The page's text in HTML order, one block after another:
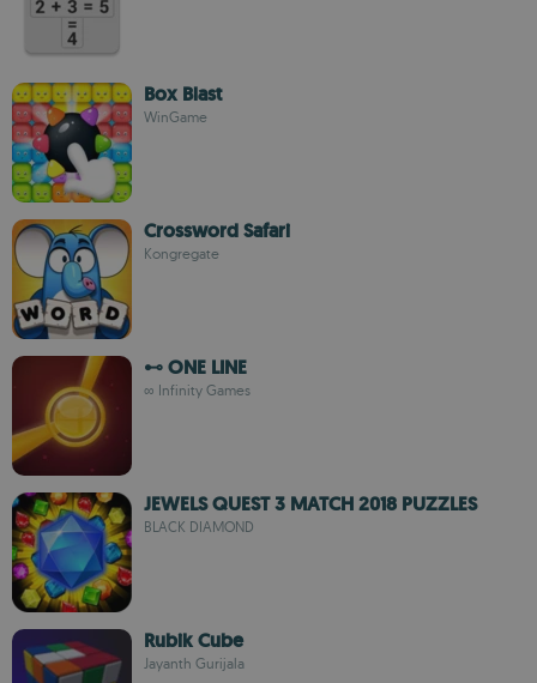
Box Blast
WinGame
Crossword Safari
Kongregate
⊷ ONE LINE
∞ Infinity Games
JEWELS QUEST 3 MATCH 2018 PUZZLES
BLACK DIAMOND
Rubik Cube
Jayanth Gurijala